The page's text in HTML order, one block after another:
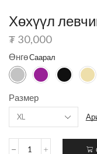
Хөхүүл
₮ 30,000
Өнгө
Размер